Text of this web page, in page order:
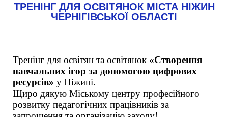
ТРЕНІНГ ДЛЯ ОСВІТЯНОК МІСТА НІЖИН
ЧЕРНІГІВСЬКОЇ ОБЛАСТІ
Тренінг для освітян та освітянок «Створення
навчальних ігор за допомогою цифрових
ресурсів» у Ніжині.
Щиро дякую Міському центру професійного
розвитку педагогічних працівників за